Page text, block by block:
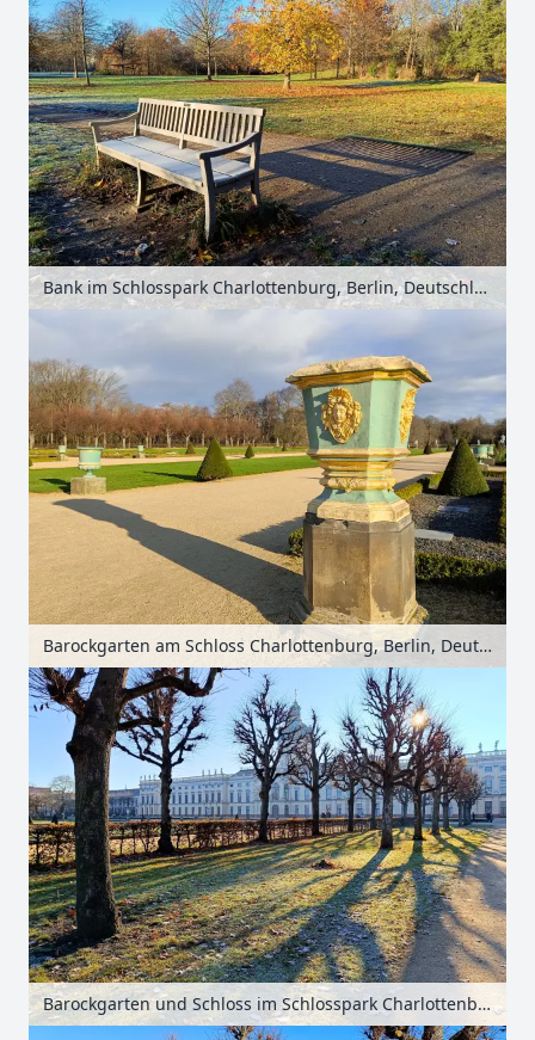
Bank im Schlosspark Charlottenburg, Berlin, Deutschland
Barockgarten am Schloss Charlottenburg, Berlin, Deutschland
Barockgarten und Schloss im Schlosspark Charlottenburg, Berlin, Deutschland